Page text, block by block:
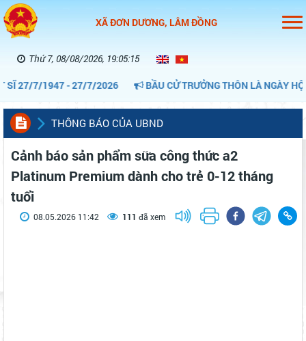
XÃ ĐƠN DƯƠNG, LÂM ĐỒNG
Thứ 7, 08/08/2026, 19:05:16
27/7/1947 - 27/7/2026 BẦU CỬ TRƯỞNG THÔN LÀ NGÀY HỘI
THÔNG BÁO CỦA UBND
Cảnh báo sản phẩm sữa công thức a2
Platinum Premium dành cho trẻ 0-12 tháng
tuổi
08.05.2026 11:42 111 đã xem